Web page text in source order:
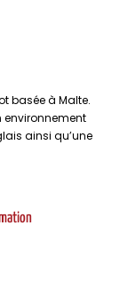
basée à Malte.
environnement
ainsi qu’une